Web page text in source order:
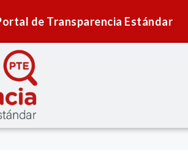
de Transparencia Estándar